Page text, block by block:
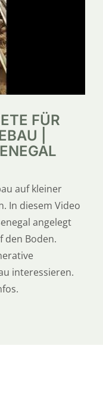
FÜR
|
auf kleiner
In diesem Video
angelegt
den Boden.
interessieren.